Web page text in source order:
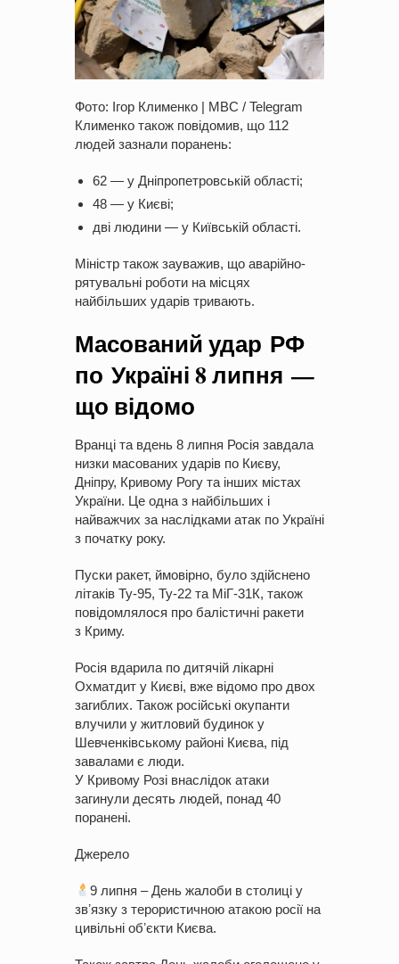
Фото: Ігор Клименко | МВС / Telegram
Клименко також повідомив, що 112
людей зазнали поранень:
62 — у Дніпропетровській області;
48 — у Києві;
дві людини — у Київській області.
Міністр також зауважив, що аварійно-
рятувальні роботи на місцях
найбільших ударів тривають.
Масований удар РФ
по Україні 8 липня —
що відомо
Вранці та вдень 8 липня Росія завдала
низки масованих ударів по Києву,
Дніпру, Кривому Рогу та інших містах
України. Це одна з найбільших і
найважчих за наслідками атак по Україні
з початку року.
Пуски ракет, ймовірно, було здійснено
літаків Ту-95, Ту-22 та МіГ-31К, також
повідомлялося про балістичні ракети
з Криму.
Росія вдарила по дитячій лікарні
Охматдит у Києві, вже відомо про двох
загиблих. Також російські окупанти
влучили у житловий будинок у
Шевченківському районі Києва, під
завалами є люди.
У Кривому Розі внаслідок атаки
загинули десять людей, понад 40
поранені.
Джерело
9 липня – День жалоби в столиці у
звʼязку з терористичною атакою росії на
цивільні обʼєкти Києва.